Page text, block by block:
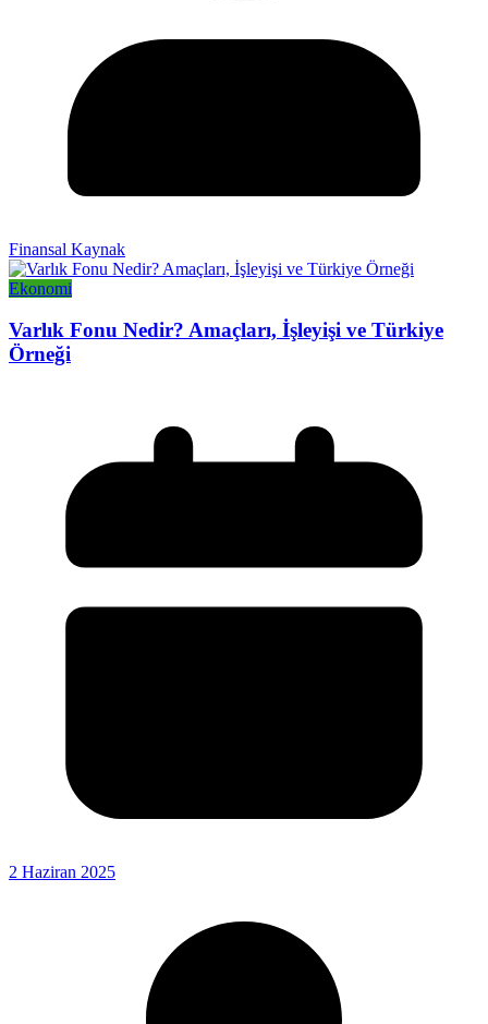
Finansal Kaynak
Ekonomi
Varlık Fonu Nedir? Amaçları, İşleyişi ve Türkiye
Örneği
2 Haziran 2025